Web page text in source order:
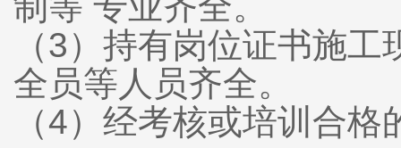
（3）持有岗位证书施
全员等人员齐全。
（4）经考核或培训合